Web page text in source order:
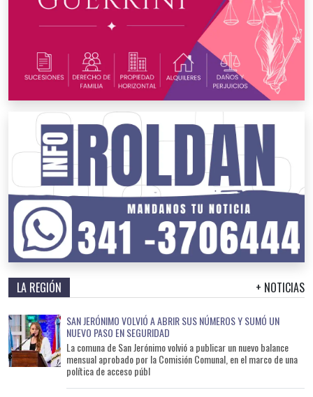
LA REGIÓN + NOTICIAS
SAN JERÓNIMO VOLVIÓ A ABRIR SUS NÚMEROS Y SUMÓ UN
NUEVO PASO EN SEGURIDAD
La comuna de San Jerónimo volvió a publicar un nuevo balance
mensual aprobado por la Comisión Comunal, en el marco de una
política de acceso públ